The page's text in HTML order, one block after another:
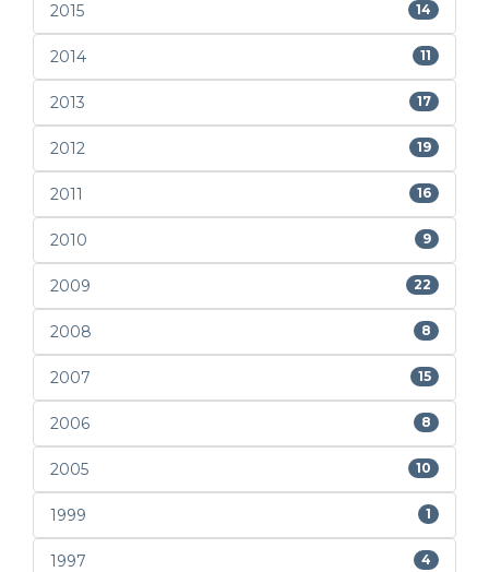
2015 14
2014 11
2013 17
2012 19
2011 16
2010 9
2009 22
2008 8
2007 15
2006 8
2005 10
1999 1
1997 4